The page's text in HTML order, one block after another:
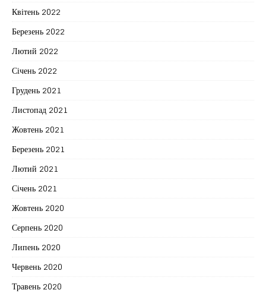
Квітень 2022
Березень 2022
Лютий 2022
Січень 2022
Грудень 2021
Листопад 2021
Жовтень 2021
Березень 2021
Лютий 2021
Січень 2021
Жовтень 2020
Серпень 2020
Липень 2020
Червень 2020
Травень 2020